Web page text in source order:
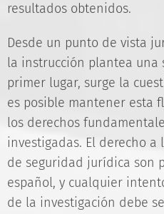
resultados obtenidos.
Desde un punto de vista
la instrucción plantea una
primer lugar, surge la
es posible mantener esta
los derechos
investigadas. El derecho
de seguridad jurídica son
español, y cualquier
de la investigación debe